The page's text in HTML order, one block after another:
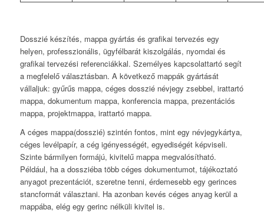
Dosszié készítés, mappa gyártás és grafikai tervezés egy
helyen, professzionális, ügyfélbarát kiszolgálás, nyomdai és
grafikai tervezési referenciákkal. Személyes kapcsolattartó segít
a megfelelő választásban. A következő mappák gyártását
vállaljuk: gyűrűs mappa, céges dosszié névjegy zsebbel, irattartó
mappa, dokumentum mappa, konferencia mappa, prezentációs
mappa, projektmappa, irattartó mappa.
A céges mappa(dosszié) szintén fontos, mint egy névjegykártya,
céges levélpapír, a cég igényességét, egyediségét képviseli.
Szinte bármilyen formájú, kivitelű mappa megvalósítható.
Például, ha a dossziéba több céges dokumentumot, tájékoztató
anyagot prezentációt, szeretne tenni, érdemesebb egy gerinces
stancformát választani. Ha azonban kevés céges anyag kerül a
mappába, elég egy gerinc nélküli kivitel is.